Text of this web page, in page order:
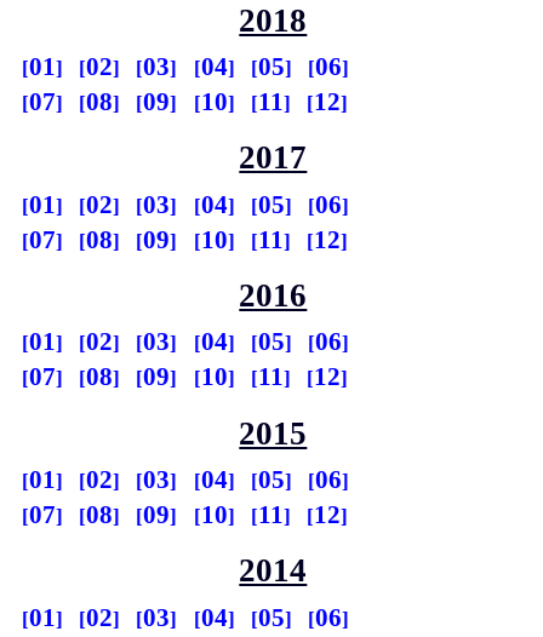
2018
01 02 03 04 05
06
07
08 09 10 11 12
2017
01 02 03 04 05
06
07
08 09 10 11 12
2016
01 02 03 04 05
06
07
08 09 10 11 12
2015
01 02 03 04 05
06
07
08 09 10 11 12
2014
01 02 03 04 05
06